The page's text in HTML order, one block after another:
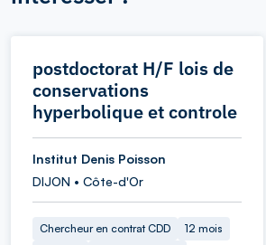
postdoctorat H/F lois de
conservations
hyperbolique et controle
Institut Denis Poisson
DIJON • Côte-d'Or
Chercheur en contrat CDD
12 mois